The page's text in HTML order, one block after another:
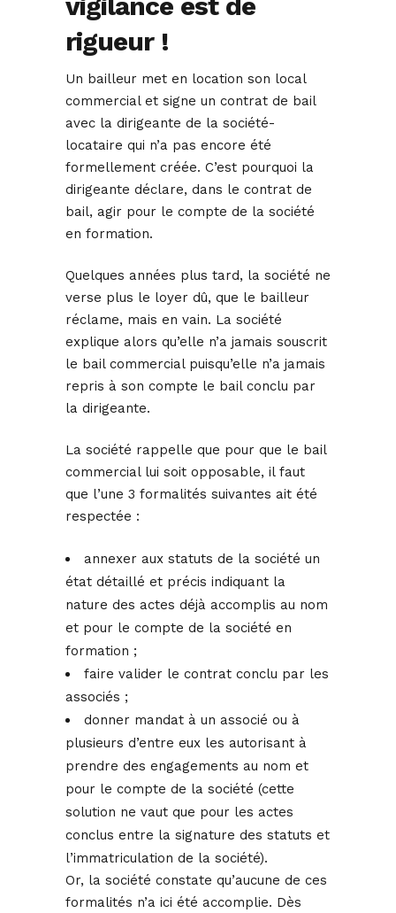
rigueur !
Un bailleur met en location son local
commercial et signe un contrat de bail
avec la dirigeante de la société-
locataire qui n’a pas encore été
formellement créée. C’est pourquoi la
dirigeante déclare, dans le contrat de
bail, agir pour le compte de la société
en formation.
Quelques années plus tard, la société ne
verse plus le loyer dû, que le bailleur
réclame, mais en vain. La société
explique alors qu’elle n’a jamais souscrit
le bail commercial puisqu’elle n’a jamais
repris à son compte le bail conclu par
la dirigeante.
La société rappelle que pour que le bail
commercial lui soit opposable, il faut
que l’une 3 formalités suivantes ait été
respectée :
annexer aux statuts de la société un
état détaillé et précis indiquant la
nature des actes déjà accomplis au nom
et pour le compte de la société en
formation ;
faire valider le contrat conclu par les
associés ;
donner mandat à un associé ou à
plusieurs d’entre eux les autorisant à
prendre des engagements au nom et
pour le compte de la société (cette
solution ne vaut que pour les actes
conclus entre la signature des statuts et
l’immatriculation de la société).
Or, la société constate qu’aucune de ces
formalités n’a ici été accomplie. Dès